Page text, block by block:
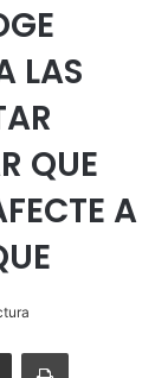
LAS
QUE
A
Enviar vía email Imprimir